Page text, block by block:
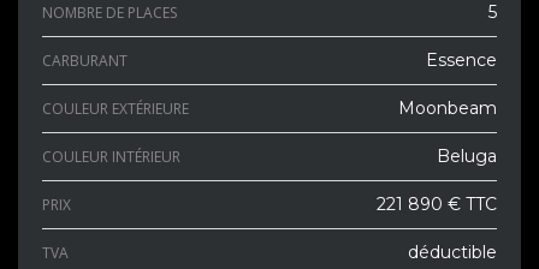
NOMBRE DE PLACES 5
CARBURANT Essence
COULEUR EXTÉRIEURE Moonbeam
COULEUR INTÉRIEUR Beluga
PRIX 221 890 € TTC
TVA déductible